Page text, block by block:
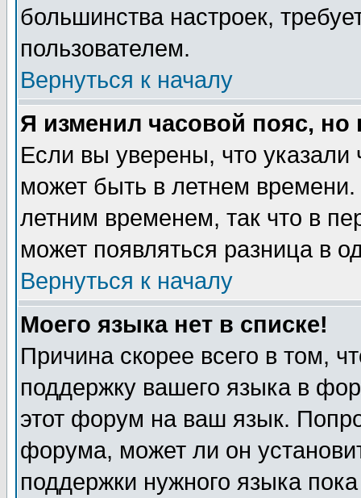
большинства настроек,
пользователем.
Вернуться к началу
Я изменил часовой пояс,
Если вы уверены, что указали
может быть в летнем
летним временем, так что в
может появляться разница в
Вернуться к началу
Моего языка нет в списке!
Причина скорее всего в том,
поддержку вашего языка в
этот форум на ваш язык.
форума, может ли он
поддержки нужного языка